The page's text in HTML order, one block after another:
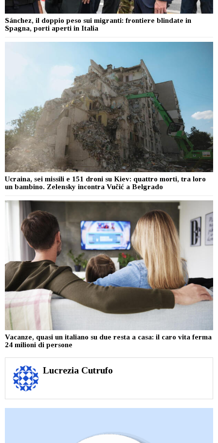
Sánchez, il doppio peso sui migranti: frontiere blindate in
Spagna, porti aperti in Italia
Ucraina, sei missili e 151 droni su Kiev: quattro morti, tra loro
un bambino. Zelensky incontra Vučić a Belgrado
Vacanze, quasi un italiano su due resta a casa: il caro vita ferma
24 milioni di persone
Lucrezia Cutrufo